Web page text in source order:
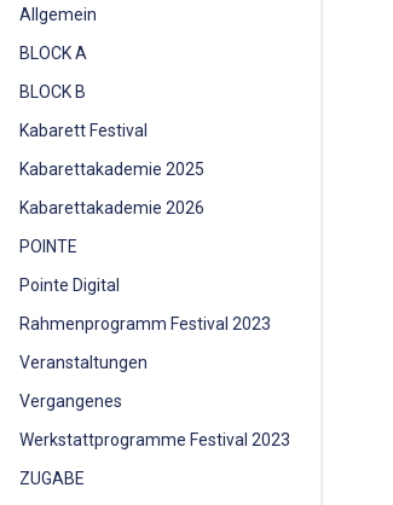
Allgemein
BLOCK A
BLOCK B
Kabarett Festival
Kabarettakademie 2025
Kabarettakademie 2026
POINTE
Pointe Digital
Rahmenprogramm Festival 2023
Veranstaltungen
Vergangenes
Werkstattprogramme Festival 2023
ZUGABE